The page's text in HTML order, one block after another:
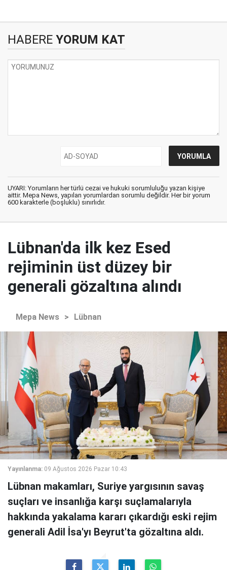
HABERE YORUM KAT
UYARI: Yorumların her türlü cezai ve hukuki sorumluluğu yazan kişiye
aittir. Mepa News, yapılan yorumlardan sorumlu değildir. Her bir yorum
600 karakterle (boşluklu) sınırlıdır.
Lübnan'da ilk kez Esed
rejiminin üst düzey bir
generali gözaltına alındı
Mepa News > Lübnan
Yayınlanma: 09 Ağustos 2026 Pazar 10:43
Lübnan makamları, Suriye yargısının savaş
suçları ve insanlığa karşı suçlamalarıyla
hakkında yakalama kararı çıkardığı eski rejim
generali Adil İsa'yı Beyrut'ta gözaltına aldı.